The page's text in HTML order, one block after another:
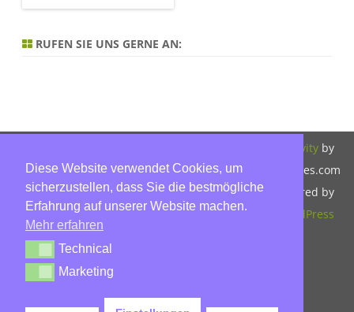
RUFEN SIE UNS GERNE AN:
Hinnerk Warter,
Warter-
Immobilien,
Lübeck, Tel: 0451-
30503930, Mobil:
unsere
Datenschutzerklärung.
ZeroGravityby
GalussoThemes.com
Powered by
WordPress
Diese Website verwendet Cookies, um
sicherzustellen, dass Sie die bestmögliche
Erfahrung auf unserer Website machen.
Mehr erfahren
TechnicalTechnical
MarketingMarketing